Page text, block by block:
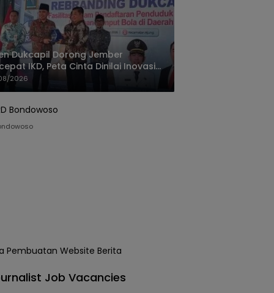
Dukcapil Dorong Jember
IKD, Peta Cinta Dinilai Inovasi
Terbaik
2026
Job Vacancies